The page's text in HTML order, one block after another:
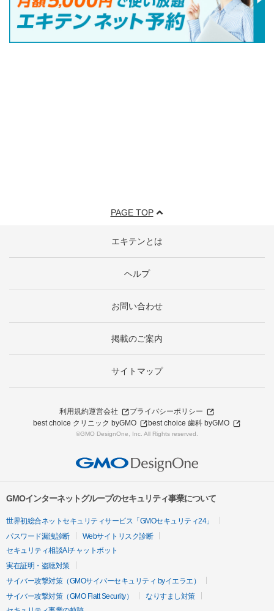
PAGE TOP
エキテンとは
ヘルプ
お問い合わせ
掲載のご案内
サイトマップ
利用規約運営会社
プライバシーポリシー
best choice クリニック byGMO
best choice 歯科 byGMO
©GMO DesignOne, Inc. All Rights reserved.
GMOインターネットグループのセキュリティ事業について
世界初総合ネットセキュリティサービス「GMOセキュリティ24」
パスワード漏洩診断
Webサイトリスク診断
セキュリティ相談AIチャットボット
実在証明・盗聴対策
サイバー攻撃対策（GMOサイバーセキュリティ byイエラエ）
サイバー攻撃対策（GMO Flatt Security）
なりすまし対策